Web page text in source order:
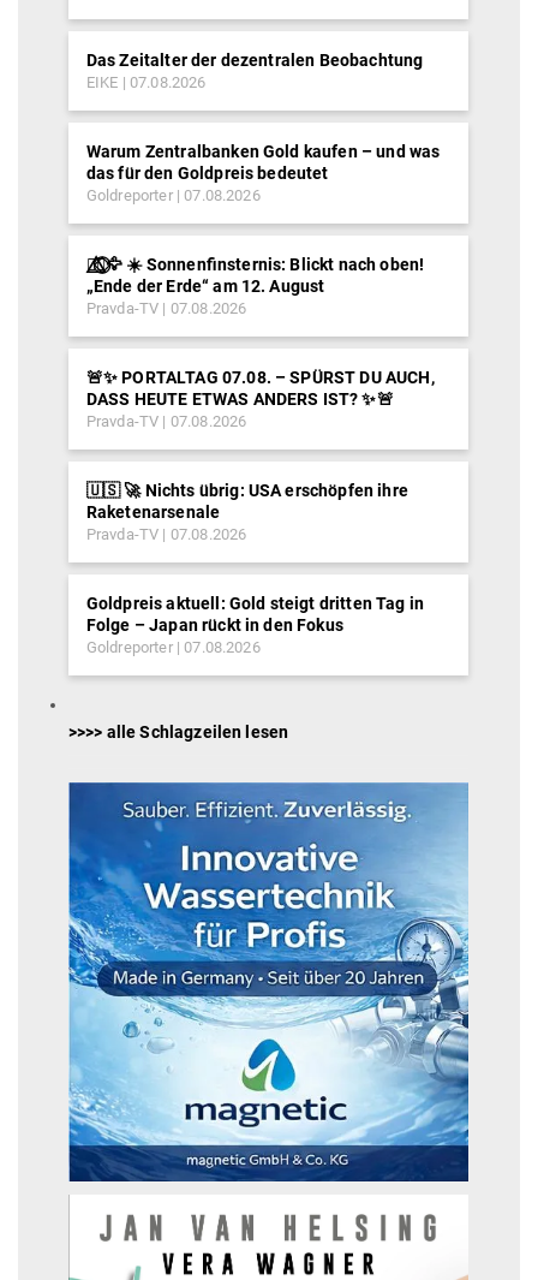
Das Zeitalter der dezentralen Beobachtung
EIKE 07.08.2026
Warum Zentralbanken Gold kaufen – und was
das für den Goldpreis bedeutet
Goldreporter 07.08.2026
🐦‍🔥⃤⃟⃝🦅 ☀️ Sonnenfinsternis: Blickt nach oben!
„Ende der Erde“ am 12. August
Pravda-TV 07.08.2026
🚨✨ PORTALTAG 07.08. – SPÜRST DU AUCH,
DASS HEUTE ETWAS ANDERS IST? ✨🚨
Pravda-TV 07.08.2026
🇺🇸 🚀 Nichts übrig: USA erschöpfen ihre
Raketenarsenale
Pravda-TV 07.08.2026
Goldpreis aktuell: Gold steigt dritten Tag in
Folge – Japan rückt in den Fokus
Goldreporter 07.08.2026
>>>> alle Schlagzeilen lesen